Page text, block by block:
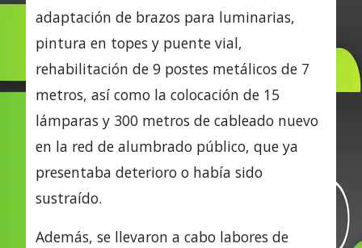
adaptación de brazos para luminarias,
pintura en topes y puente vial,
rehabilitación de 9 postes metálicos de 7
metros, así como la colocación de 15
lámparas y 300 metros de cableado nuevo
en la red de alumbrado público, que ya
presentaba deterioro o había sido
sustraído.
Además, se llevaron a cabo labores de